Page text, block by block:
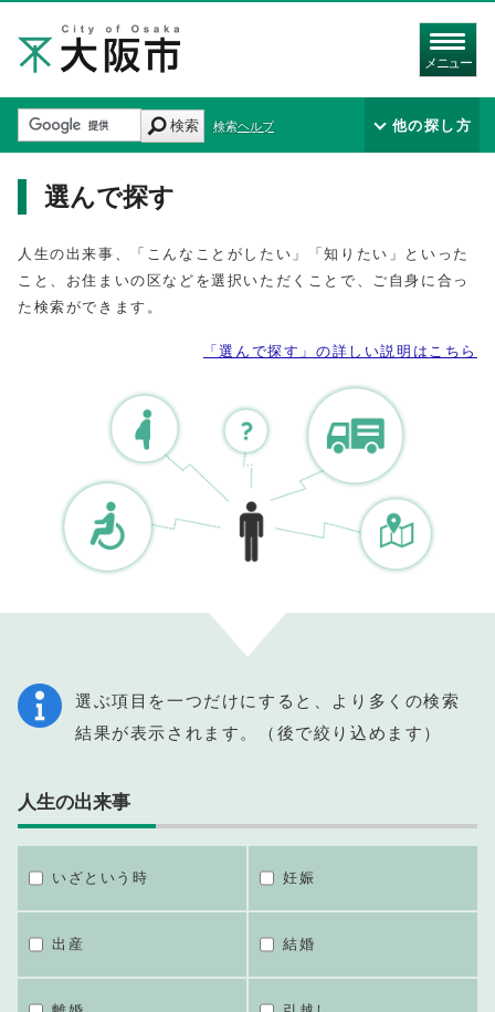
メニュー
検索 検索ヘルプ 他の探し方
選んで探す
人生の出来事、「こんなことがしたい」「知りたい」といった
こと、お住まいの区などを選択いただくことで、ご自身に合っ
た検索ができます。
「選んで探す」の詳しい説明はこちら
選ぶ項目を一つだけにすると、より多くの検索
結果が表示されます。（後で絞り込めます）
人生の出来事
いざという時 妊娠
出産 結婚